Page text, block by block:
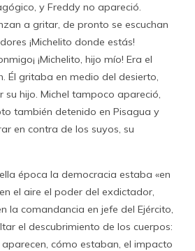
y Freddy no apareció.
a gritar, de pronto se escuchan
¡Michelito donde estás!
¡Michelito, hijo mío! Era el
Él gritaba en medio del desierto,
su hijo. Michel tampoco apareció,
también detenido en Pisagua y
en contra de los suyos, su
época la democracia estaba «en
el aire el poder del exdictador,
la comandancia en jefe del Ejército,
el descubrimiento de los cuerpos:
cómo estaban, el impacto